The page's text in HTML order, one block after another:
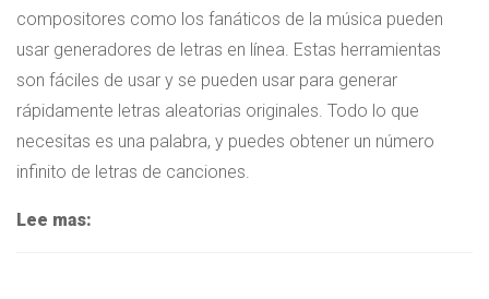
compositores como los fanáticos de la música pueden
usar generadores de letras en línea. Estas herramientas
son fáciles de usar y se pueden usar para generar
rápidamente letras aleatorias originales. Todo lo que
necesitas es una palabra, y puedes obtener un número
infinito de letras de canciones.
Lee mas: